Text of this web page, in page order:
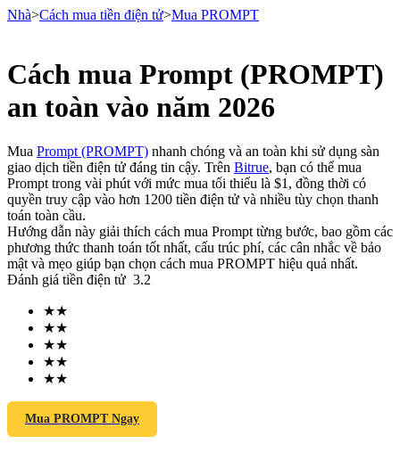
Hợp đồng tương lai
USDT Futures
Nhà>Cách mua tiền điện tử>Mua PROMPT
Cách mua Prompt (PROMPT)
an toàn vào năm 2026
Mua Prompt (PROMPT) nhanh chóng và an toàn khi sử dụng sàn
giao dịch tiền điện tử đáng tin cậy. Trên Bitrue, bạn có thể mua
Prompt trong vài phút với mức mua tối thiểu là $1, đồng thời có
quyền truy cập vào hơn 1200 tiền điện tử và nhiều tùy chọn thanh
toán toàn cầu.
Hướng dẫn này giải thích cách mua Prompt từng bước, bao gồm các
phương thức thanh toán tốt nhất, cấu trúc phí, các cân nhắc về bảo
mật và mẹo giúp bạn chọn cách mua PROMPT hiệu quả nhất.
Đánh giá tiền điện tử 3.2
★★
★★
★★
★★
★★
Mua PROMPT Ngay